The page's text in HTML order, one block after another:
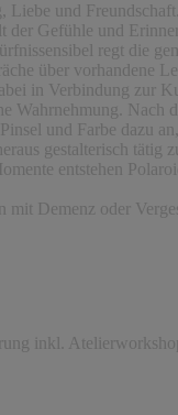
Liebe und
der Gefühle und
regt die
über vorhandene
in Verbindung zur
Wahrnehmung. Nach
und Farbe dazu an,
gestalterisch tätig
entstehen
mit Demenz oder
inkl.